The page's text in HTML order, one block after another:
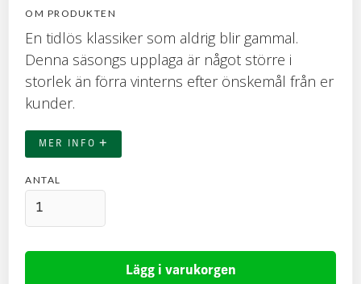
OM PRODUKTEN
En tidlös klassiker som aldrig blir gammal.
Denna säsongs upplaga är något större i
storlek än förra vinterns efter önskemål från er
kunder.
MER INFO +
ANTAL